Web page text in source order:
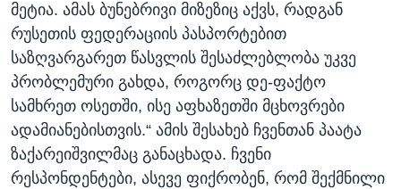
მეტია. ამას ბუნებრივი მიზეზიც აქვს, რადგან
რუსეთის ფედერაციის პასპორტებით
საზღვარგარეთ წასვლის შესაძლებლობა უკვე
პრობლემური გახდა, როგორც დე-ფაქტო
სამხრეთ ოსეთში, ისე აფხაზეთში მცხოვრები
ადამიანებისთვის.“ ამის შესახებ ჩვენთან პაატა
ზაქარეიშვილმაც განაცხადა. ჩვენი
რესპონდენტები, ასევე ფიქრობენ, რომ შექმნილი